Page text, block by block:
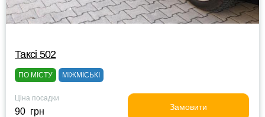
Таксі 502
ПО МІСТУ МІЖМІСЬКІ
Ціна посадки
90 грн Замовити